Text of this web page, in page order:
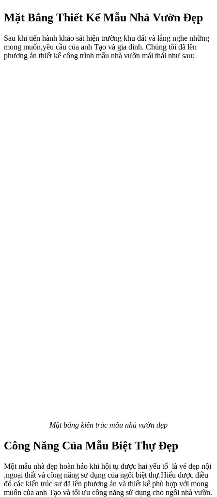
Mặt Bằng Thiết Kế Mẫu Nhà Vườn Đẹp
Sau khi tiến hành khảo sát hiện trường khu đất và lắng nghe những
mong muốn,yêu cầu của anh Tạo và gia đình. Chúng tôi đã lên
phương án thiết kế công trình mẫu nhà vườn mái thái như sau:
Mặt bằng kiến trúc mẫu nhà vườn đẹp
Công Năng Của Mẫu Biệt Thự Đẹp
Một mẫu nhà đẹp hoàn hảo khi hội tụ được hai yếu tố là vẻ đẹp nội
,ngoại thất và công năng sử dụng của ngôi biệt thự.Hiểu được điều
đó các kiến trúc sư đã lên phương án và thiết kế phù hợp với mong
muốn của anh Tạo và tối ưu công năng sử dụng cho ngôi nhà vườn.